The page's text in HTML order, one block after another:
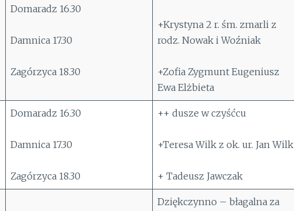
Domaradz 16.30
Damnica 17.30
Zagórzyca 18.30
+Krystyna 2 r. śm. zmarli z
rodz. Nowak i Woźniak
+Zofia Zygmunt Eugeniusz
Ewa Elżbieta
Domaradz 16.30
Damnica 17.30
Zagórzyca 18.30
++ dusze w czyśćcu
+Teresa Wilk z ok. ur. Jan Wilk
+ Tadeusz Jawczak
Dziękczynno – błagalna za